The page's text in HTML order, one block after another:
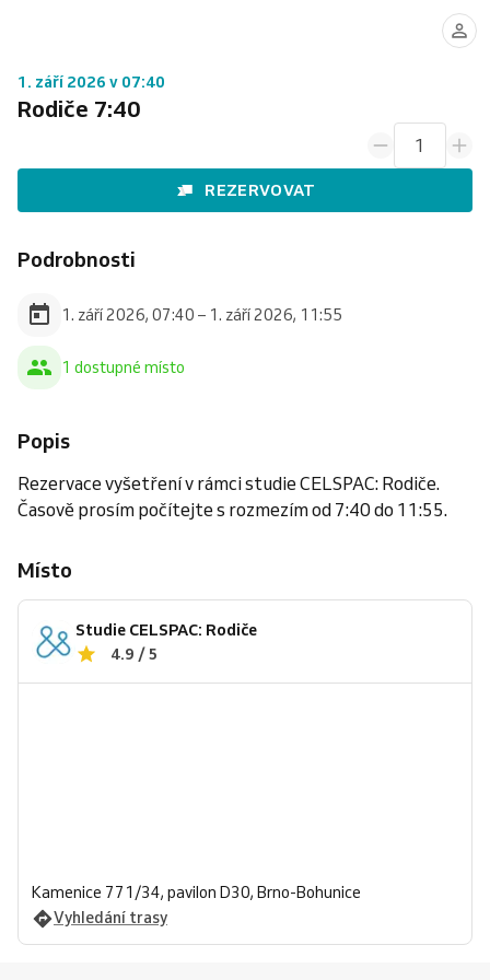
1. září 2026 v 07:40
Rodiče 7:40
1
REZERVOVAT
Podrobnosti
1. září 2026, 07:40 – 1. září 2026, 11:55
1 dostupné místo
Popis
Rezervace vyšetření v rámci studie CELSPAC: Rodiče.
Časově prosím počítejte s rozmezím od 7:40 do 11:55.
Místo
Studie CELSPAC: Rodiče
4.9 / 5
Kamenice 771/34, pavilon D30, Brno-Bohunice
Vyhledání trasy